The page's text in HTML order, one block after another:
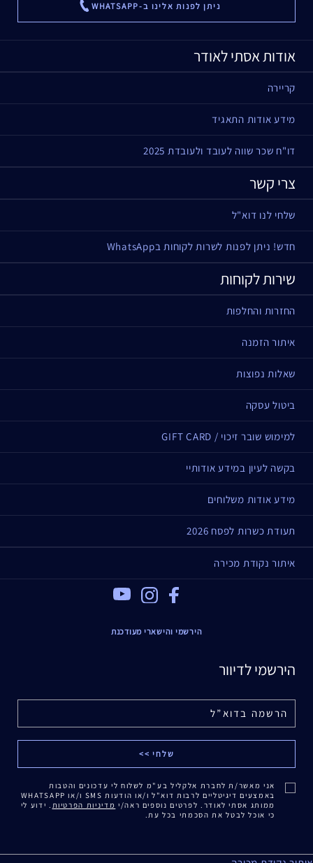
ניתן לפנות אלינו ב-WHATSAPP ...
אודות אסתי לאודר
קריירה
מידע אודות התאגיד
דו"ח שכר שווה לעובד ולעובדת 2025
צרי קשר
שלחי לנו דוא"ל
חדש! ניתן לפנות לשרות לקוחות בWhatsApp
שירות לקוחות
החזרות והחלפות
איתור הזמנה
שאלות נפוצות
ביטול עסקה
למימוש שובר זיכוי / GIFT CARD
בקשה לעיון במידע אודותיי
מידע אודות משלוחים
תעודת כשרות לפסח 2026
איתור נקודת מכירה
Facebook
הירשמי והישארי מעודכנת
הירשמי לדיוור
אני מאשר/ת לחברת אלקליל בע"מ לשלוח לי עדכונים והטבות
באמצעים דיגיטליים לרבות דוא"ל ו/או הודעות SMS ו/או WHATSAPP
ממותג אסתי לאודר. לפרטים נוספים ראה/י מדיניות הפרטיות . ידוע לי
כי אוכל לבטל את הסכמתי בכל עת.